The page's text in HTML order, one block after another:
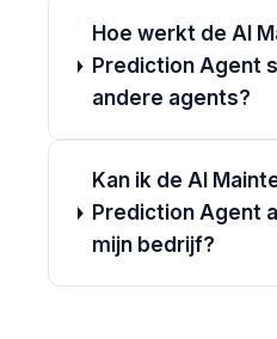
Hoe werkt de AI
Prediction Agent
andere agents?
Kan ik de AI
Prediction Agent
mijn bedrijf?